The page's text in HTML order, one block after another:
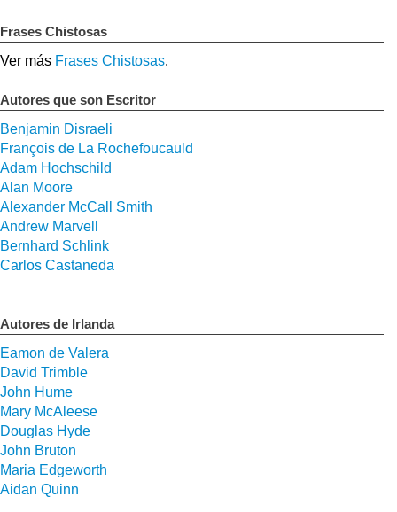
Frases Chistosas
Ver más Frases Chistosas.
Autores que son Escritor
Benjamin Disraeli
François de La Rochefoucauld
Adam Hochschild
Alan Moore
Alexander McCall Smith
Andrew Marvell
Bernhard Schlink
Carlos Castaneda
Autores de Irlanda
Eamon de Valera
David Trimble
John Hume
Mary McAleese
Douglas Hyde
John Bruton
Maria Edgeworth
Aidan Quinn